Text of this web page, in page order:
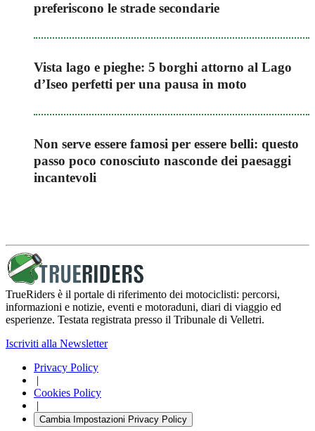
preferiscono le strade secondarie
Vista lago e pieghe: 5 borghi attorno al Lago
d’Iseo perfetti per una pausa in moto
Non serve essere famosi per essere belli: questo
passo poco conosciuto nasconde dei paesaggi
incantevoli
TrueRiders è il portale di riferimento dei motociclisti: percorsi,
informazioni e notizie, eventi e motoraduni, diari di viaggio ed
esperienze. Testata registrata presso il Tribunale di Velletri.
Iscriviti alla Newsletter
Privacy Policy
|
Cookies Policy
|
Cambia Impostazioni Privacy Policy